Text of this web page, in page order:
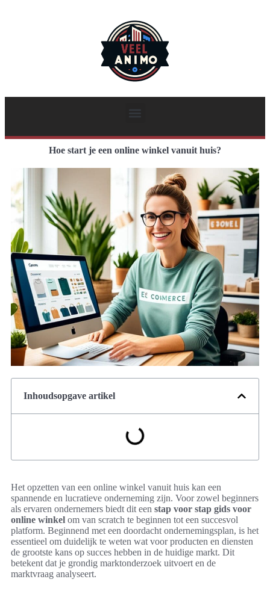
Hoe start je een online winkel vanuit huis?
Inhoudsopgave artikel
Het opzetten van een online winkel vanuit huis kan een
spannende en lucratieve onderneming zijn. Voor zowel beginners
als ervaren ondernemers biedt dit een stap voor stap gids voor
online winkel om van scratch te beginnen tot een succesvol
platform. Beginnend met een doordacht ondernemingsplan, is het
essentieel om duidelijk te weten wat voor producten en diensten
de grootste kans op succes hebben in de huidige markt. Dit
betekent dat je grondig marktonderzoek uitvoert en de
marktvraag analyseert.